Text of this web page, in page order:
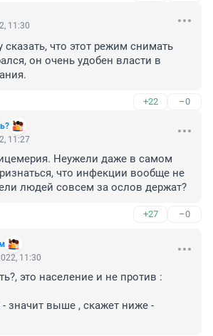
11:30
что этот режим снимать
он очень удобен власти в
+22 –0
11:27
Неужели даже в самом
что инфекции вообще не
людей совсем за ослов держат?
+27 –0
11:30
это население и не против :
значит выше , скажет ниже -